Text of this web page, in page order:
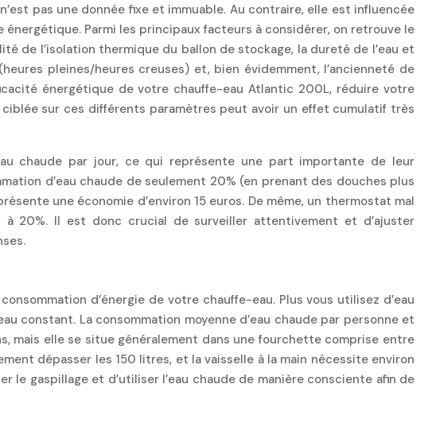
pas une donnée fixe et immuable. Au contraire, elle est influencée
Parmi les principaux facteurs à considérer, on retrouve le
de l’isolation thermique du ballon de stockage, la dureté de l’eau et
pleines/heures creuses) et, bien évidemment, l’ancienneté de
énergétique de votre chauffe-eau Atlantic 200L, réduire votre
sur ces différents paramètres peut avoir un effet cumulatif très
chaude par jour, ce qui représente une part importante de leur
d’eau chaude de seulement 20% (en prenant des douches plus
une économie d’environ 15 euros. De même, un thermostat mal
à 20%. Il est donc crucial de surveiller attentivement et d’ajuster
d’énergie de votre chauffe-eau. Plus vous utilisez d’eau
constant. La consommation moyenne d’eau chaude par personne et
mais elle se situe généralement dans une fourchette comprise entre
dépasser les 150 litres, et la vaisselle à la main nécessite environ
le gaspillage et d’utiliser l’eau chaude de manière consciente afin de